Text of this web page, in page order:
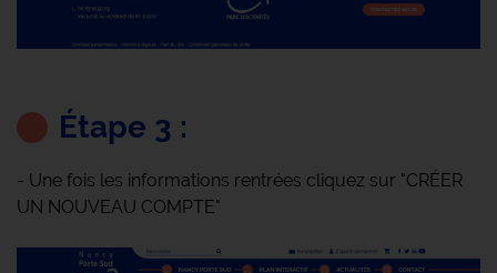
Étape 3 :
- Une fois les informations rentrées cliquez sur "CRÉER
UN NOUVEAU COMPTE"